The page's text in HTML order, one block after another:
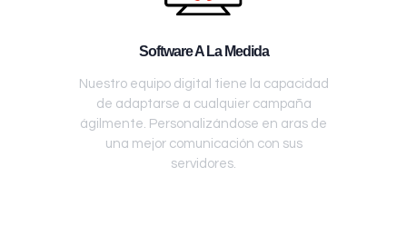
Software A La Medida
Nuestro equipo digital tiene la capacidad
de adaptarse a cualquier campaña
ágilmente. Personalizándose en aras de
una mejor comunicación con sus
servidores.